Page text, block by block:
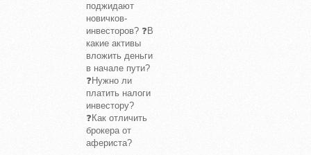
поджидают
новичков-
инвесторов? ❓В
какие активы
вложить деньги
в начале пути?
❓Нужно ли
платить налоги
инвестору?
❓Как отличить
брокера от
афериста?